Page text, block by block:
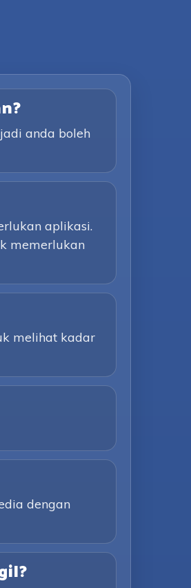
anda boleh
aplikasi.
memerlukan
melihat kadar
dengan